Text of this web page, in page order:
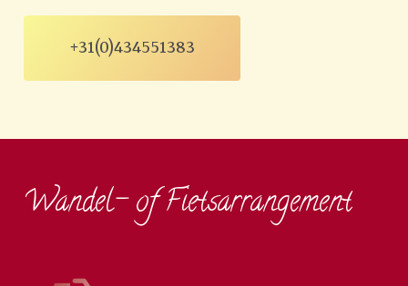
+31(0)434551383
Wandel- of Fietsarrangement